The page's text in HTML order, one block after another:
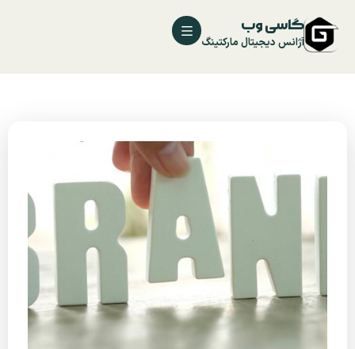
گاسی وب
آژانس دیجیتال مارکتینگ